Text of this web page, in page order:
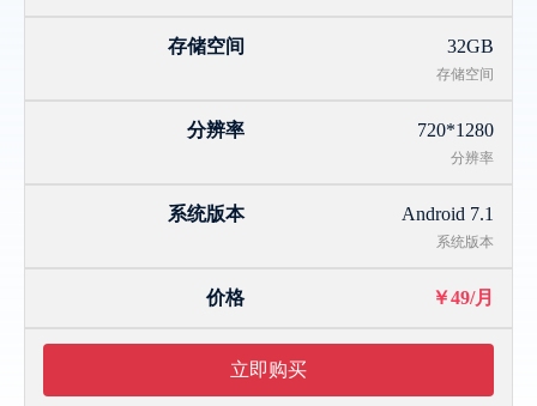
32GB
存储空间
720*1280
分辨率
Android 7.1
系统版本
￥49/月
立即购买